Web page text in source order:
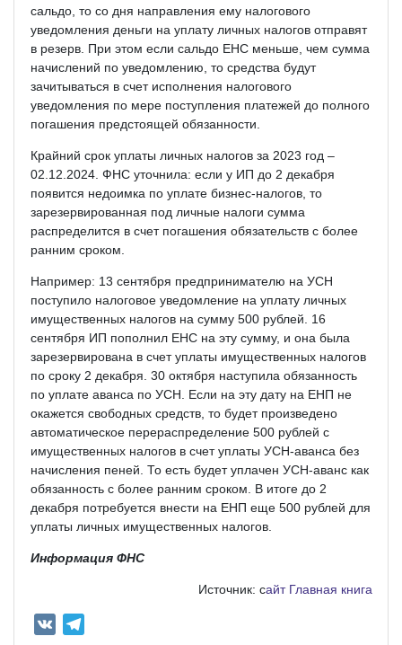
сальдо, то со дня направления ему налогового
уведомления деньги на уплату личных налогов отправят
в резерв. При этом если сальдо ЕНС меньше, чем сумма
начислений по уведомлению, то средства будут
зачитываться в счет исполнения налогового
уведомления по мере поступления платежей до полного
погашения предстоящей обязанности.
Крайний срок уплаты личных налогов за 2023 год –
02.12.2024. ФНС уточнила: если у ИП до 2 декабря
появится недоимка по уплате бизнес-налогов, то
зарезервированная под личные налоги сумма
распределится в счет погашения обязательств с более
ранним сроком.
Например: 13 сентября предпринимателю на УСН
поступило налоговое уведомление на уплату личных
имущественных налогов на сумму 500 рублей. 16
сентября ИП пополнил ЕНС на эту сумму, и она была
зарезервирована в счет уплаты имущественных налогов
по сроку 2 декабря. 30 октября наступила обязанность
по уплате аванса по УСН. Если на эту дату на ЕНП не
окажется свободных средств, то будет произведено
автоматическое перераспределение 500 рублей с
имущественных налогов в счет уплаты УСН-аванса без
начисления пеней. То есть будет уплачен УСН-аванс как
обязанность с более ранним сроком. В итоге до 2
декабря потребуется внести на ЕНП еще 500 рублей для
уплаты личных имущественных налогов.
Информация ФНС
Источник: сайт Главная книга